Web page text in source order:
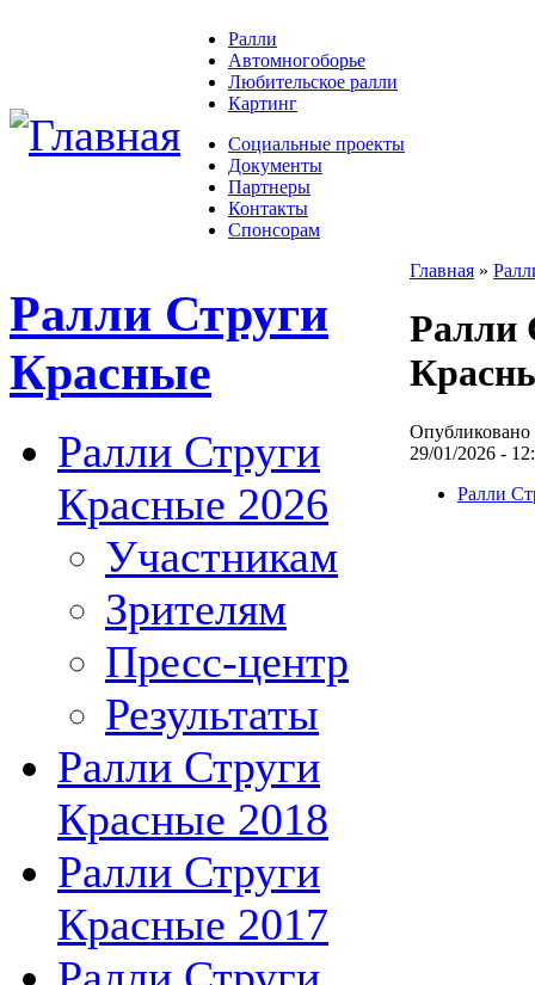
Ралли
Автомногоборье
Любительское ралли
Картинг
Социальные проекты
Документы
Партнеры
Контакты
Спонсорам
Ралли Струги
Красные
Ралли Струги
Красные 2026
Участникам
Зрителям
Пресс-центр
Результаты
Ралли Струги
Красные 2018
Ралли Струги
Красные 2017
Главная »
Ралли
Опубликовано
29/01/2026 -
Ралли